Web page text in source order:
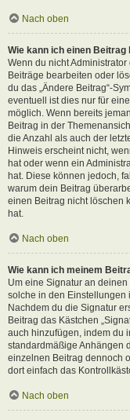
Nach oben
Wie kann ich einen
Wenn du nicht
Beiträge bearbeiten oder
du das „Ändere Beitrag“-
eventuell ist dies nur für
möglich. Wenn bereits
Beitrag in der
die Anzahl als auch der
Hinweis erscheint nicht,
hat oder wenn ein
hat. Diese können jedoch,
warum dein Beitrag
einen Beitrag nicht löschen
hat.
Nach oben
Wie kann ich meinem
Um eine Signatur an
solche in den Einstellungen
Nachdem du die Signatur
Beitrag das Kästchen
auch hinzufügen, indem du
standardmäßige Anhängen
einzelnen Beitrag dennoch
dort einfach das
Nach oben